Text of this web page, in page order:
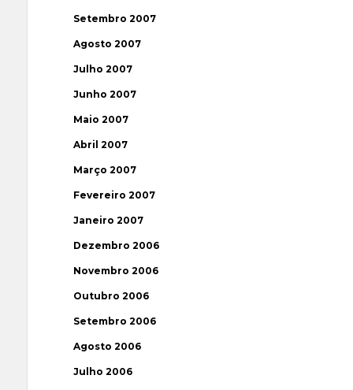
Setembro 2007
Agosto 2007
Julho 2007
Junho 2007
Maio 2007
Abril 2007
Março 2007
Fevereiro 2007
Janeiro 2007
Dezembro 2006
Novembro 2006
Outubro 2006
Setembro 2006
Agosto 2006
Julho 2006